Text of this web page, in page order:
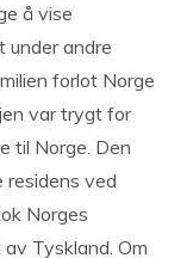
å vise
under andre
forlot Norge
var trygt for
til Norge. Den
residens ved
Norges
Tyskland. Om